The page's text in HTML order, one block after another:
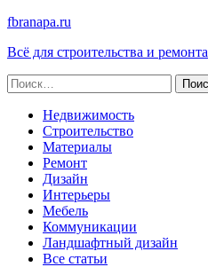
fbranapa.ru
Всё для строительства и ремонта
Найти:
Недвижимость
Строительство
Материалы
Ремонт
Дизайн
Интерьеры
Мебель
Коммуникации
Ландшафтный дизайн
Все статьи